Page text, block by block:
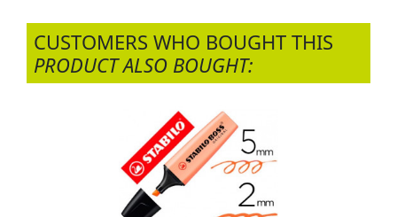
CUSTOMERS WHO BOUGHT THIS
PRODUCT ALSO BOUGHT: